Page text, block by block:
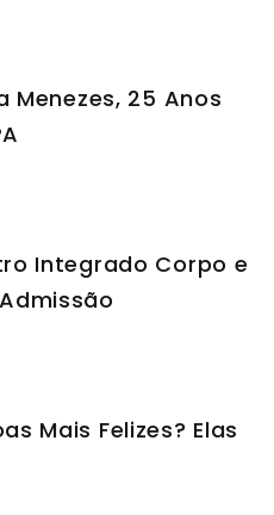
Menezes, 25 Anos
Integrado Corpo e
Mais Felizes? Elas